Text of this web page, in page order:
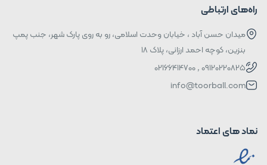
راه‌های ارتباطی
میدان حسن آباد ، خیابان وحدت اسلامی، رو به روی پارک شهر، جنب پمپ
بنزین، کوچه احمد ارزانی، پلاک ۱۸
09120220825 , 02166414700
info@toorball.com
نماد های اعتماد